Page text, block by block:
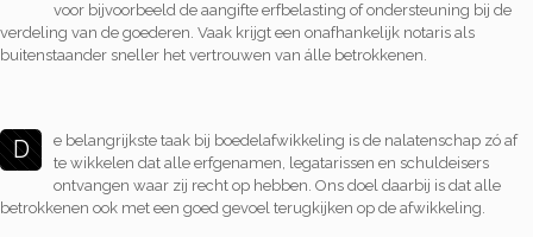
voor bijvoorbeeld de aangifte erfbelasting of ondersteuning bij de
verdeling van de goederen. Vaak krijgt een onafhankelijk notaris als
buitenstaander sneller het vertrouwen van álle betrokkenen.
D
e belangrijkste taak bij boedelafwikkeling is de nalatenschap zó af
te wikkelen dat alle erfgenamen, legatarissen en schuldeisers
ontvangen waar zij recht op hebben. Ons doel daarbij is dat alle
betrokkenen ook met een goed gevoel terugkijken op de afwikkeling.